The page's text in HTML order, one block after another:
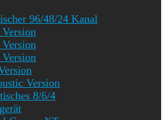
96/48/24 Kanal
Version
8/6/4